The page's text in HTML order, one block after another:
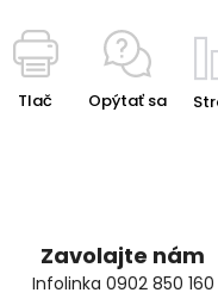
Tlač Opýtať sa
Zavolajte nám
Infolinka 0902 850 160